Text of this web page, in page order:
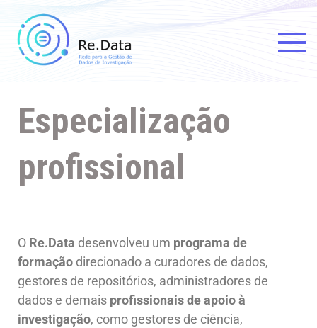
Rede para a Gestão de Dados
Especialização
profissional
O Re.Data desenvolveu um programa de
formação direcionado a curadores de dados,
gestores de repositórios, administradores de
dados e demais profissionais de apoio à
investigação, como gestores de ciência,